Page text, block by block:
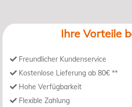
Ihre Vorteile
Freundlicher Kundenservice
Kostenlose Lieferung ab 80€ **
Hohe Verfügbarkeit
Flexible Zahlung